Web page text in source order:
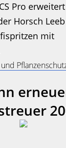
Pro
Horsch Leeb
mit